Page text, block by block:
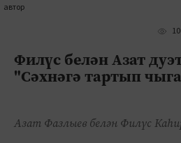
автор
Филүс белән Азат
"Сәхнәгә тартып
Азат Фазлыев белән Филүс